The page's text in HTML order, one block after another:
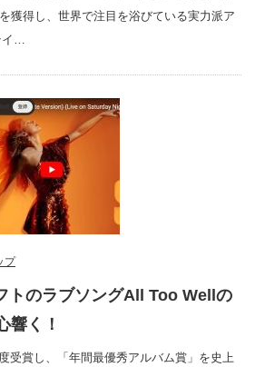
獲得し、世界で注目を浴びている実力派ア
イ…
プ
トのラブソングAll Too Wellの
響く！
受賞し、「年間最優秀アルバム賞」を史上